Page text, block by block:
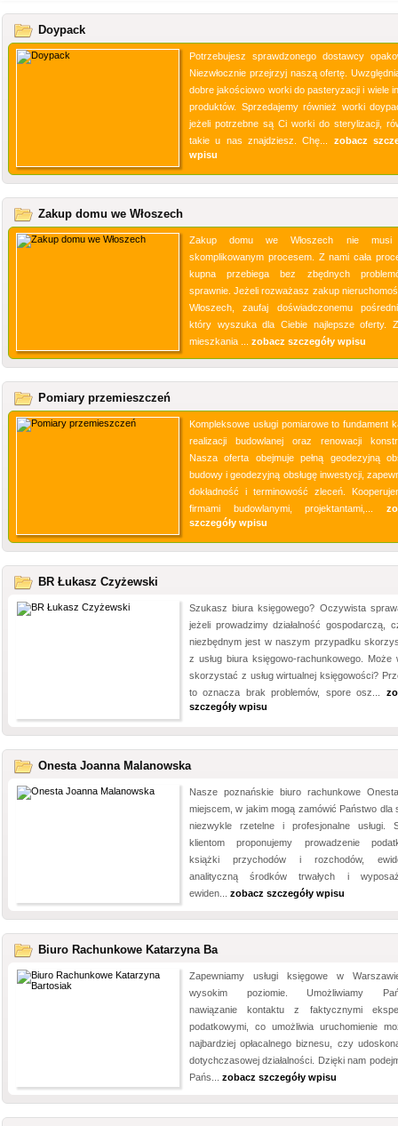
Doypack
Potrzebujesz sprawdzonego dostawcy
Niezwłocznie przejrzyj naszą ofertę.
dobre jakościowo worki do pasteryzacji i wiele
produktów. Sprzedajemy również worki
jeżeli potrzebne są Ci worki do sterylizacji,
takie u nas znajdziesz. Chę... zobacz
wpisu
Zakup domu we Włoszech
Zakup domu we Włoszech nie
skomplikowanym procesem. Z nami cała
kupna przebiega bez zbędnych
sprawnie. Jeżeli rozważasz zakup
Włoszech, zaufaj doświadczonemu
który wyszuka dla Ciebie najlepsze oferty.
mieszkania ... zobacz szczegóły wpisu
Pomiary przemieszczeń
Kompleksowe usługi pomiarowe to fundament
realizacji budowlanej oraz renowacji
Nasza oferta obejmuje pełną geodezyjną
budowy i geodezyjną obsługę inwestycji,
dokładność i terminowość zleceń.
firmami budowlanymi, projektantami,...
szczegóły wpisu
BR Łukasz Czyżewski
Szukasz biura księgowego? Oczywista
jeżeli prowadzimy działalność gospodarczą,
niezbędnym jest w naszym przypadku
z usług biura księgowo-rachunkowego. Może
skorzystać z usług wirtualnej księgowości?
to oznacza brak problemów, spore osz...
szczegóły wpisu
Onesta Joanna Malanowska
Nasze poznańskie biuro rachunkowe
miejscem, w jakim mogą zamówić Państwo dla
niezwykle rzetelne i profesjonalne usługi.
klientom proponujemy prowadzenie
książki przychodów i rozchodów,
analityczną środków trwałych i
ewiden... zobacz szczegóły wpisu
Biuro Rachunkowe Katarzyna Ba
Zapewniamy usługi księgowe w
wysokim poziomie. Umożliwiamy
nawiązanie kontaktu z faktycznymi
podatkowymi, co umożliwia uruchomienie
najbardziej opłacalnego biznesu, czy
dotychczasowej działalności. Dzięki nam
Pańs... zobacz szczegóły wpisu